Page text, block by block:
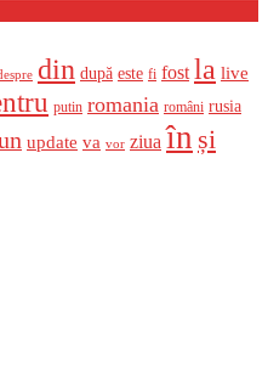
din după este fi fost la live
putin romania români rusia
update va vor ziua în și